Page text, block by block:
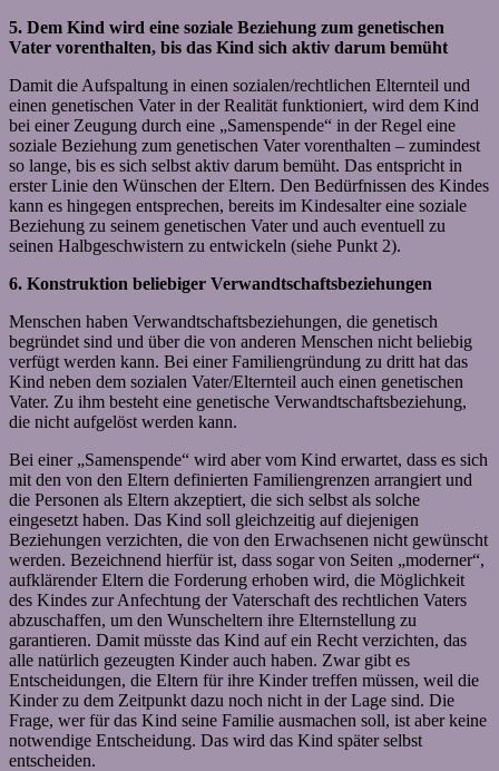
5. Dem Kind wird eine soziale Beziehung zum genetischen
Vater vorenthalten, bis das Kind sich aktiv darum bemüht
Damit die Aufspaltung in einen sozialen/rechtlichen Elternteil und
einen genetischen Vater in der Realität funktioniert, wird dem Kind
bei einer Zeugung durch eine „Samenspende“ in der Regel eine
soziale Beziehung zum genetischen Vater vorenthalten – zumindest
so lange, bis es sich selbst aktiv darum bemüht. Das entspricht in
erster Linie den Wünschen der Eltern. Den Bedürfnissen des Kindes
kann es hingegen entsprechen, bereits im Kindesalter eine soziale
Beziehung zu seinem genetischen Vater und auch eventuell zu
seinen Halbgeschwistern zu entwickeln (siehe Punkt 2).
6. Konstruktion beliebiger Verwandtschaftsbeziehungen
Menschen haben Verwandtschaftsbeziehungen, die genetisch
begründet sind und über die von anderen Menschen nicht beliebig
verfügt werden kann. Bei einer Familiengründung zu dritt hat das
Kind neben dem sozialen Vater/Elternteil auch einen genetischen
Vater. Zu ihm besteht eine genetische Verwandtschaftsbeziehung,
die nicht aufgelöst werden kann.
Bei einer „Samenspende“ wird aber vom Kind erwartet, dass es sich
mit den von den Eltern definierten Familiengrenzen arrangiert und
die Personen als Eltern akzeptiert, die sich selbst als solche
eingesetzt haben. Das Kind soll gleichzeitig auf diejenigen
Beziehungen verzichten, die von den Erwachsenen nicht gewünscht
werden. Bezeichnend hierfür ist, dass sogar von Seiten „moderner“,
aufklärender Eltern die Forderung erhoben wird, die Möglichkeit
des Kindes zur Anfechtung der Vaterschaft des rechtlichen Vaters
abzuschaffen, um den Wunscheltern ihre Elternstellung zu
garantieren. Damit müsste das Kind auf ein Recht verzichten, das
alle natürlich gezeugten Kinder auch haben. Zwar gibt es
Entscheidungen, die Eltern für ihre Kinder treffen müssen, weil die
Kinder zu dem Zeitpunkt dazu noch nicht in der Lage sind. Die
Frage, wer für das Kind seine Familie ausmachen soll, ist aber keine
notwendige Entscheidung. Das wird das Kind später selbst
entscheiden.